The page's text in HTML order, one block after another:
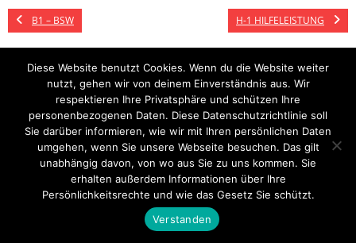
B1 – BSW H-1 HILFELEISTUNG
Startseite Einsätze Mitglied werden Über uns
Bilder
Kontakt
Theme byThink Up Themes Ltd. Powered byWordPress.
Diese Website benutzt Cookies. Wenn du die Website weiter
nutzt, gehen wir von deinem Einverständnis aus. Wir
respektieren Ihre Privatsphäre und schützen Ihre
personenbezogenen Daten. Diese Datenschutzrichtlinie soll
Sie darüber informieren, wie wir mit Ihren persönlichen Daten
umgehen, wenn Sie unsere Webseite besuchen. Das gilt
unabhängig davon, von wo aus Sie zu uns kommen. Sie
erhalten außerdem Informationen über Ihre
Persönlichkeitsrechte und wie das Gesetz Sie schützt.
Verstanden